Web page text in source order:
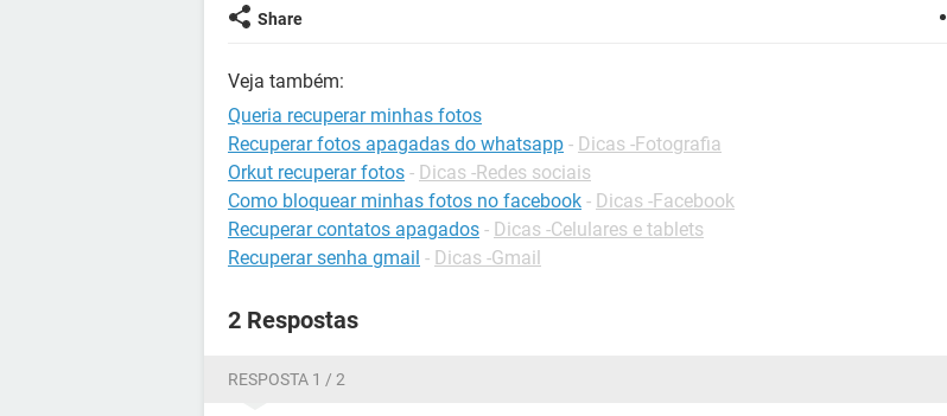
Share
Veja também:
Queria recuperar minhas fotos
Recuperar fotos apagadas do whatsapp - Dicas -Fotografia
Orkut recuperar fotos - Dicas -Redes sociais
Como bloquear minhas fotos no facebook - Dicas -Facebook
Recuperar contatos apagados - Dicas -Celulares e tablets
Recuperar senha gmail - Dicas -Gmail
2 Respostas
RESPOSTA 1 / 2